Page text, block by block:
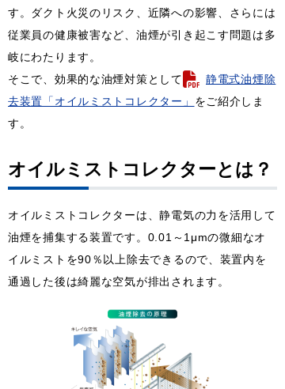
す。ダクト火災のリスク、近隣への影響、さらには
従業員の健康被害など、油煙が引き起こす問題は多
岐にわたります。
そこで、効果的な油煙対策として
静電式油煙除
去装置「オイルミストコレクター」 をご紹介しま
す。
オイルミストコレクターとは？
オイルミストコレクターは、静電気の力を活用して
油煙を捕集する装置です。0.01～1μmの微細なオ
イルミストを90％以上除去できるので、装置内を
通過した後は綺麗な空気が排出されます。